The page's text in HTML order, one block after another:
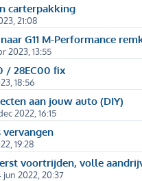
carterpakking
21:08
naar G11 M-Performance
2023, 13:55
/ 28EC00 fix
18:56
aan jouw auto (DIY)
2022, 16:15
vervangen
19:28
voortrijden, volle
jun 2022, 20:37